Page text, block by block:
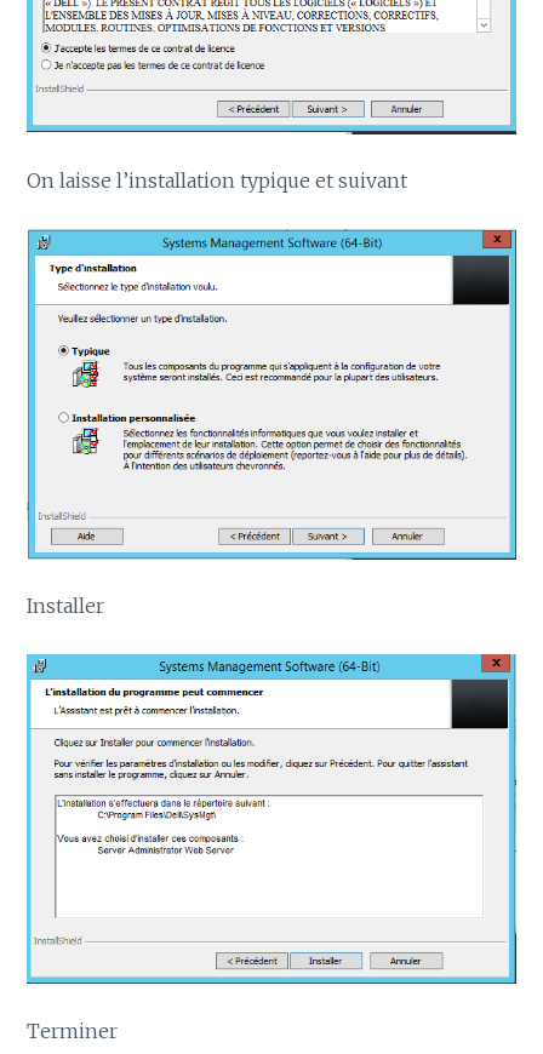
On laisse l’installation typique et suivant
Installer
Terminer